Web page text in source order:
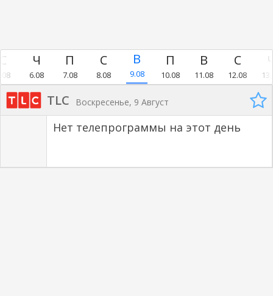
6.08 7.08 8.08 9.08 10.08 11.08 12.08
TLC Воскресенье, 9 Август
Нет телепрограммы на этот день